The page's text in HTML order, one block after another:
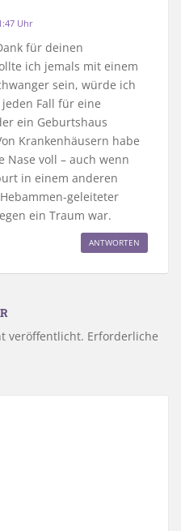
Uhr
für deinen
ich jemals mit einem
sein, würde ich
Fall für eine
ein Geburtshaus
Krankenhäusern habe
Nase voll – auch wenn
in einem anderen
geleiteter
ein Traum war.
ANTWORTEN
veröffentlicht. Erforderliche